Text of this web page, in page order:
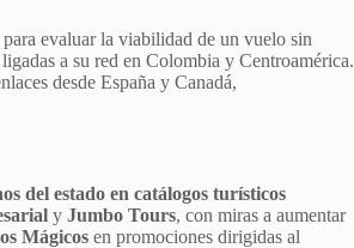
para evaluar la viabilidad de un vuelo sin
a su red en Colombia y Centroamérica.
desde España y Canadá,
del estado en catálogos turísticos
y Jumbo Tours, con miras a aumentar
Mágicos en promociones dirigidas al